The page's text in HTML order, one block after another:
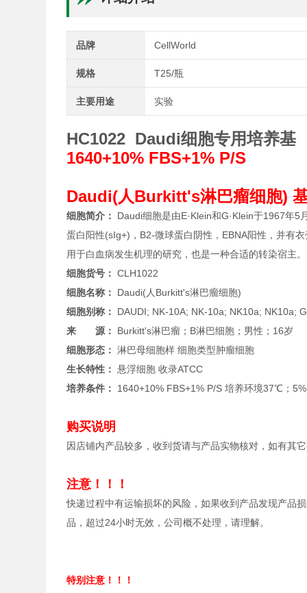
品牌 CellWorld
规格 T25/瓶
主要用途 实验
HC1022 Daudi细胞专用培养基
1640+10% FBS+1% P/S
Daudi(人Burkitt's淋巴瘤细胞)
细胞简介： Daudi细胞是由E·Klein和G·Klein于1967年
蛋白阳性(sIg+)，Β2-微球蛋白阴性，EBNA阳性，并有
用于白血病发生机理的研究，也是一种合适的转染宿主。
细胞货号： CLH1022
细胞名称： Daudi(人Burkitt's淋巴瘤细胞)
细胞别称： DAUDI; NK-10A; NK-10a; NK10a; NK10a;
来 源： Burkitt's淋巴瘤；B淋巴细胞；男性；16岁
细胞形态： 淋巴母细胞样 细胞类型肿瘤细胞
生长特性：悬浮细胞 收录ATCC
培养条件： 1640+10% FBS+1% P/S 培养环境37℃；5%
购买说明
因店铺内产品较多，收到货请与产品实物核对，如有其
注意！！！
快递过程中有运输损坏的风险，如果收到产品发现产品
品，超过24小时无效，公司概不处理，请理解。
特别注意！！！